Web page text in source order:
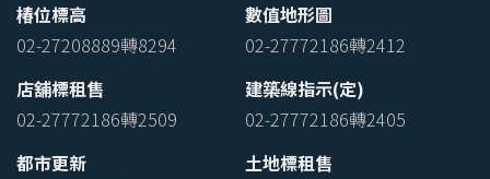
椿位標高
02-27208889轉8294
數值地形圖
02-27772186轉2412
店舖標租售
02-27772186轉2509
建築線指示(定)
02-27772186轉2405
都市更新
土地標租售